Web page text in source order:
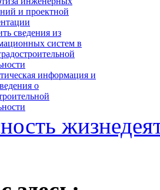
и проектной
сведения из
систем в
информация и
о